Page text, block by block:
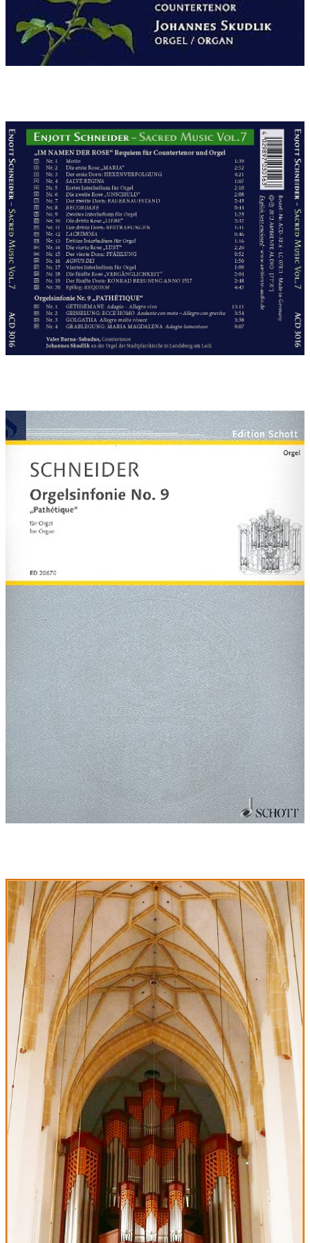
der barocken Passionen das physische Leid in seiner realen
Form dar: "und zogen ihn aus und legten ihm einen
Purpurmantel an, und flochten eine Dornenkrone und setzten
sie ihm aufs Haupt... und spien ihn an und nahmen das Rohr
und schlugen damit auf sein Haupt" (Mt 27/28-30, Mk 15/16-19,
Joh. 19/1-5), was selbst Pilatus zum ehrfurchtsvollen Mitleid des
warum hast du mich verlassen?" (Mt 27/46, Mk 15/34), das nach
einem Beben der Erde und Zerreissen der Felsen sich auflöste
in die Stille des "Vater, ich befehle meinen Geist in Deine
Hände" - Und als er das gesagt hatte, verschied er (Luk. 23/46).
4: GRABLEGUNG: MARIA MAGDALENA ist die Weiterführung des
subjektiven Leids Jesu aus der Erlebnisperspektive der
rätselhaften Figur der Maria Magdalena. Die Evangelisten
lassen ihr einhellig eine erstaunliche Bedeutung zukommen.
Sie war die Person die am Grab wachte, und die nach dem
Sabbat als erster Mensch vom Engel über die Auferstehung
unterrichtet wurde.
Die Orgelsinfonie Nr. 9 "Pathétique", die in ihrem Gehalt von
Zerrissensein, Kampf, Hadern mit dem Schicksal, der
Geiselung, der grausamen Kreuzigung bis zur Grabesstille
bestimmt ist, stellt in ihrer Diktion eine Hommage an ihre große
Schwester dar, - an Pjotr Iljitsch Tschaikowskis Sechste Sinfonie
"Pathétique". Darin hatte Tschaikowski in geheimem Programm
sein eigenes Leben als Kampf und Leidensweg bis hin zu seiner
Selbstauslöschung thematisiert. Von dort sind weitgehend die
Widmung:Johannes Skudlik herzlich gewidmet
Uraufführung Interpreten: 22. Juli 2009 im Münchner
Frauendom mit Johannes Skudlik, mit Mitschnitt des
Bayerischen Rundfunks
Uraufführung Presseberichte:
Besprechung in L'ORGUE.
Bulletin des Amis de l'Orgue, 2011 Nr. 293 S. 49:
Cette symphonie pour orgue sous-titrées 'pathétique' se réfère
à la derniere oeuvre de Tschaikovski et porrait aussi rappeler la
"Symphonie Passion" de Marcel Dupré, dont le programme est
proche et l'expression cpmparable en dépit d'un langage ici
plus dissonant at avancé. Longue et touffue, d'une écriture
souvent dense et d'une structure très compartimentée
(notamment dans I et II), l'oeuvre s'articule selon quatre
mouvements....
Tonträger:Ambiente Audio / Sacred Music Serie Volume 7,
2012
Tonträger Interpreten:Ambiente Audio ACD 3016
IM NAMEN DER ROSE - PATHÉTIQUE
mit Johannes Skudlik (Orgel) und dem Countertenor Valer Barna
Sabadus
eingespielt 2011 an der Orgel der Stadtpfarrkirche Landsberg
i.L.